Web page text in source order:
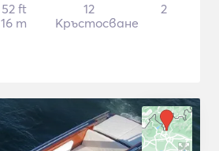
52 ft
16 m
12
Кръстосване
2